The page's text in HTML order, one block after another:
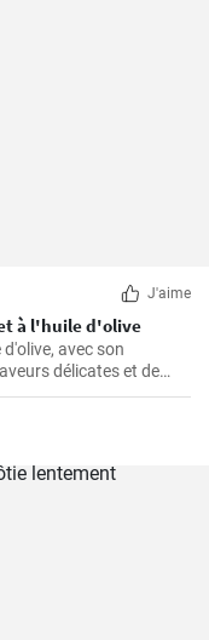
J'aime
à l'huile d'olive
avec son
délicates et de
toute occasion